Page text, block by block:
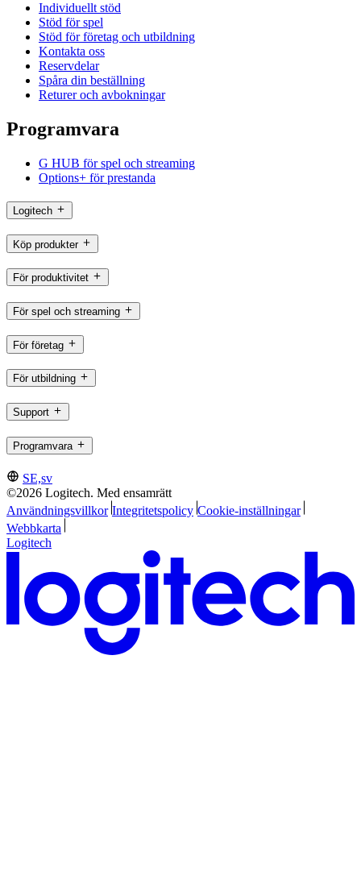
Individuellt stöd
Stöd för spel
Stöd för företag och utbildning
Kontakta oss
Reservdelar
Spåra din beställning
Returer och avbokningar
Programvara
G HUB för spel och streaming
Options+ för prestanda
Logitech
Köp produkter
För produktivitet
För spel och streaming
För företag
För utbildning
Support
Programvara
SE,sv
©2026 Logitech. Med ensamrätt
Användningsvillkor Integritetspolicy Cookie-inställningar
Webbkarta
Logitech